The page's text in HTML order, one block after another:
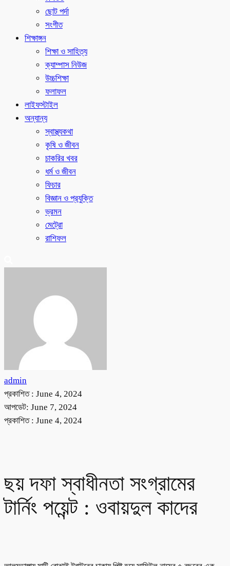
ছোট পর্দা
সংগীত
শিক্ষাঙ্গন
শিক্ষা ও সাহিত্য
ক্যাম্পাস নিউজ
উচ্চশিক্ষা
ফলাফল
লাইফস্টাইল
অন্যান্য
স্বাস্থ্যকথা
কৃষি ও জীবন
চাকরির খবর
ধর্ম ও জীবন
ফিচার
বিজ্ঞান ও প্রযুক্তি
ভ্রমন
মেট্রো
রাশিফল
admin
প্রকাশিত : June 4, 2024
আপডেট: June 7, 2024
প্রকাশিত : June 4, 2024
ছয় দফা স্বাধীনতা সংগ্রামের
টার্নিং পয়েন্ট : ওবায়দুল কাদের